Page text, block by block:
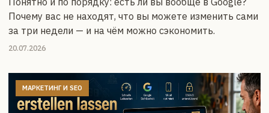
Почему вас не находят, что вы можете изменить сами
за три недели — и на чём можно сэкономить.
20.07.2026
МАРКЕТИНГ И SEO